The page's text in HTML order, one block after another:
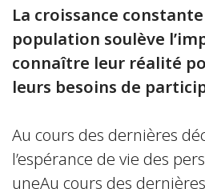
La croissance
population soulève
connaître leur réalité
leurs besoins de
Au cours des dernières
l’espérance de vie des
uneAu cours des